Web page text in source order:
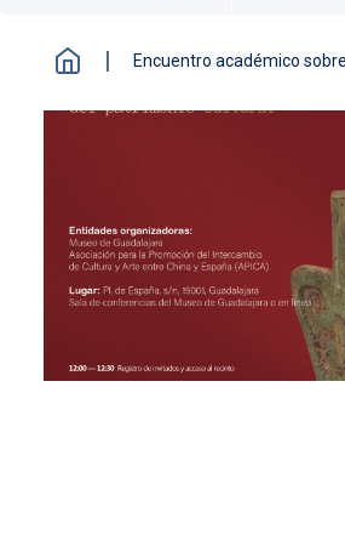
Encuentro académico